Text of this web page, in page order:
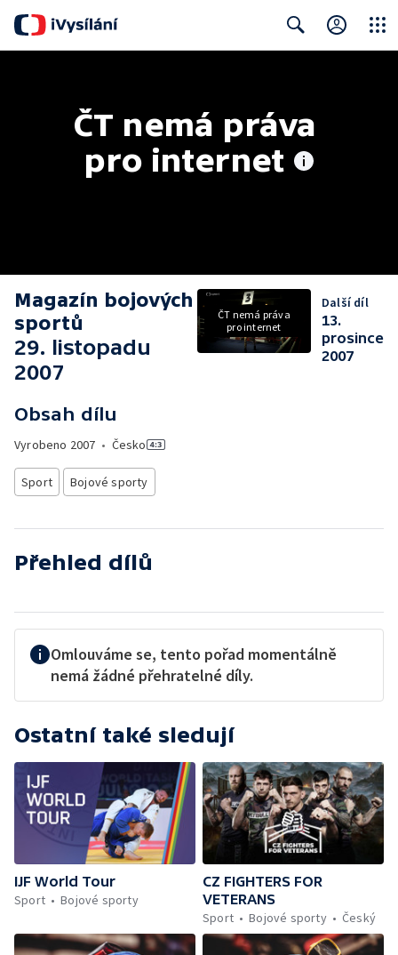
ČT nemá práva
pro internet
Magazín bojových
sportů
29. listopadu
2007
Obsah dílu
Vyrobeno 2007 • Česko
Sport Bojové sporty
ČT nemá práva
pro internet
Další díl
13.
prosince
2007
Přehled dílů
Omlouváme se, tento pořad momentálně
nemá žádné přehratelné díly.
Ostatní také sledují
IJF World Tour
Sport
Bojové sporty
CZ FIGHTERS FOR
VETERANS
Sport
Bojové sporty Český